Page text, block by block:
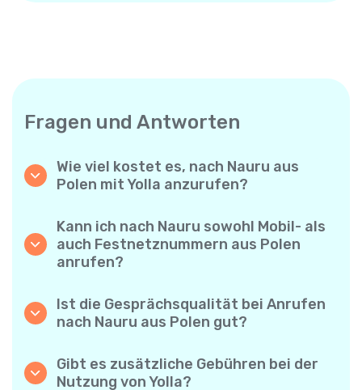
Fragen und Antworten
Wie viel kostet es, nach Nauru aus
Polen mit Yolla anzurufen?
Anrufe nach Nauru. Prüfen Sie einfach die
aktuellen Tarife in der App – keine
versteckten Gebühren, keine
Überraschungen.
Kann ich nach Nauru sowohl Mobil- als
auch Festnetznummern aus Polen
anrufen?
Mobiltelefone und Festnetzanschlüsse nach
Nauru anrufen.
Ist die Gesprächsqualität bei Anrufen
nach Nauru aus Polen gut?
zuverlässige Sprachqualität – Ihre Gespräche
klingen wie Ortsgespräche.
Gibt es zusätzliche Gebühren bei der
Nutzung von Yolla?